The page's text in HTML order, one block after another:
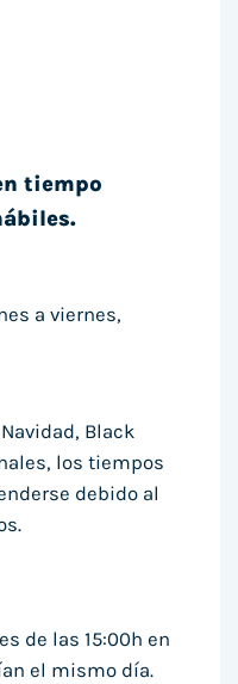
tiempo
a viernes,
Black
los tiempos
debido al
de las 15:00h en
el mismo día.